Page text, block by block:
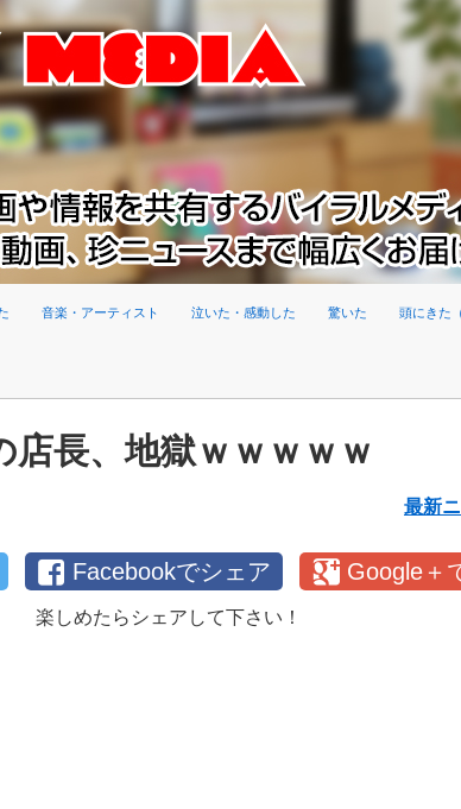
音楽・アーティスト 泣いた・感動した 驚いた 頭にきた
店長、地獄ｗｗｗｗｗ
最新
Facebookでシェア Google＋
楽しめたらシェアして下さい！